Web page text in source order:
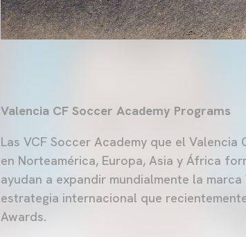
Valencia CF Soccer Academy Programs
Las VCF Soccer Academy que el
en Norteamérica, Europa, Asia y África
ayudan a expandir mundialmente la
estrategia internacional que
Awards.